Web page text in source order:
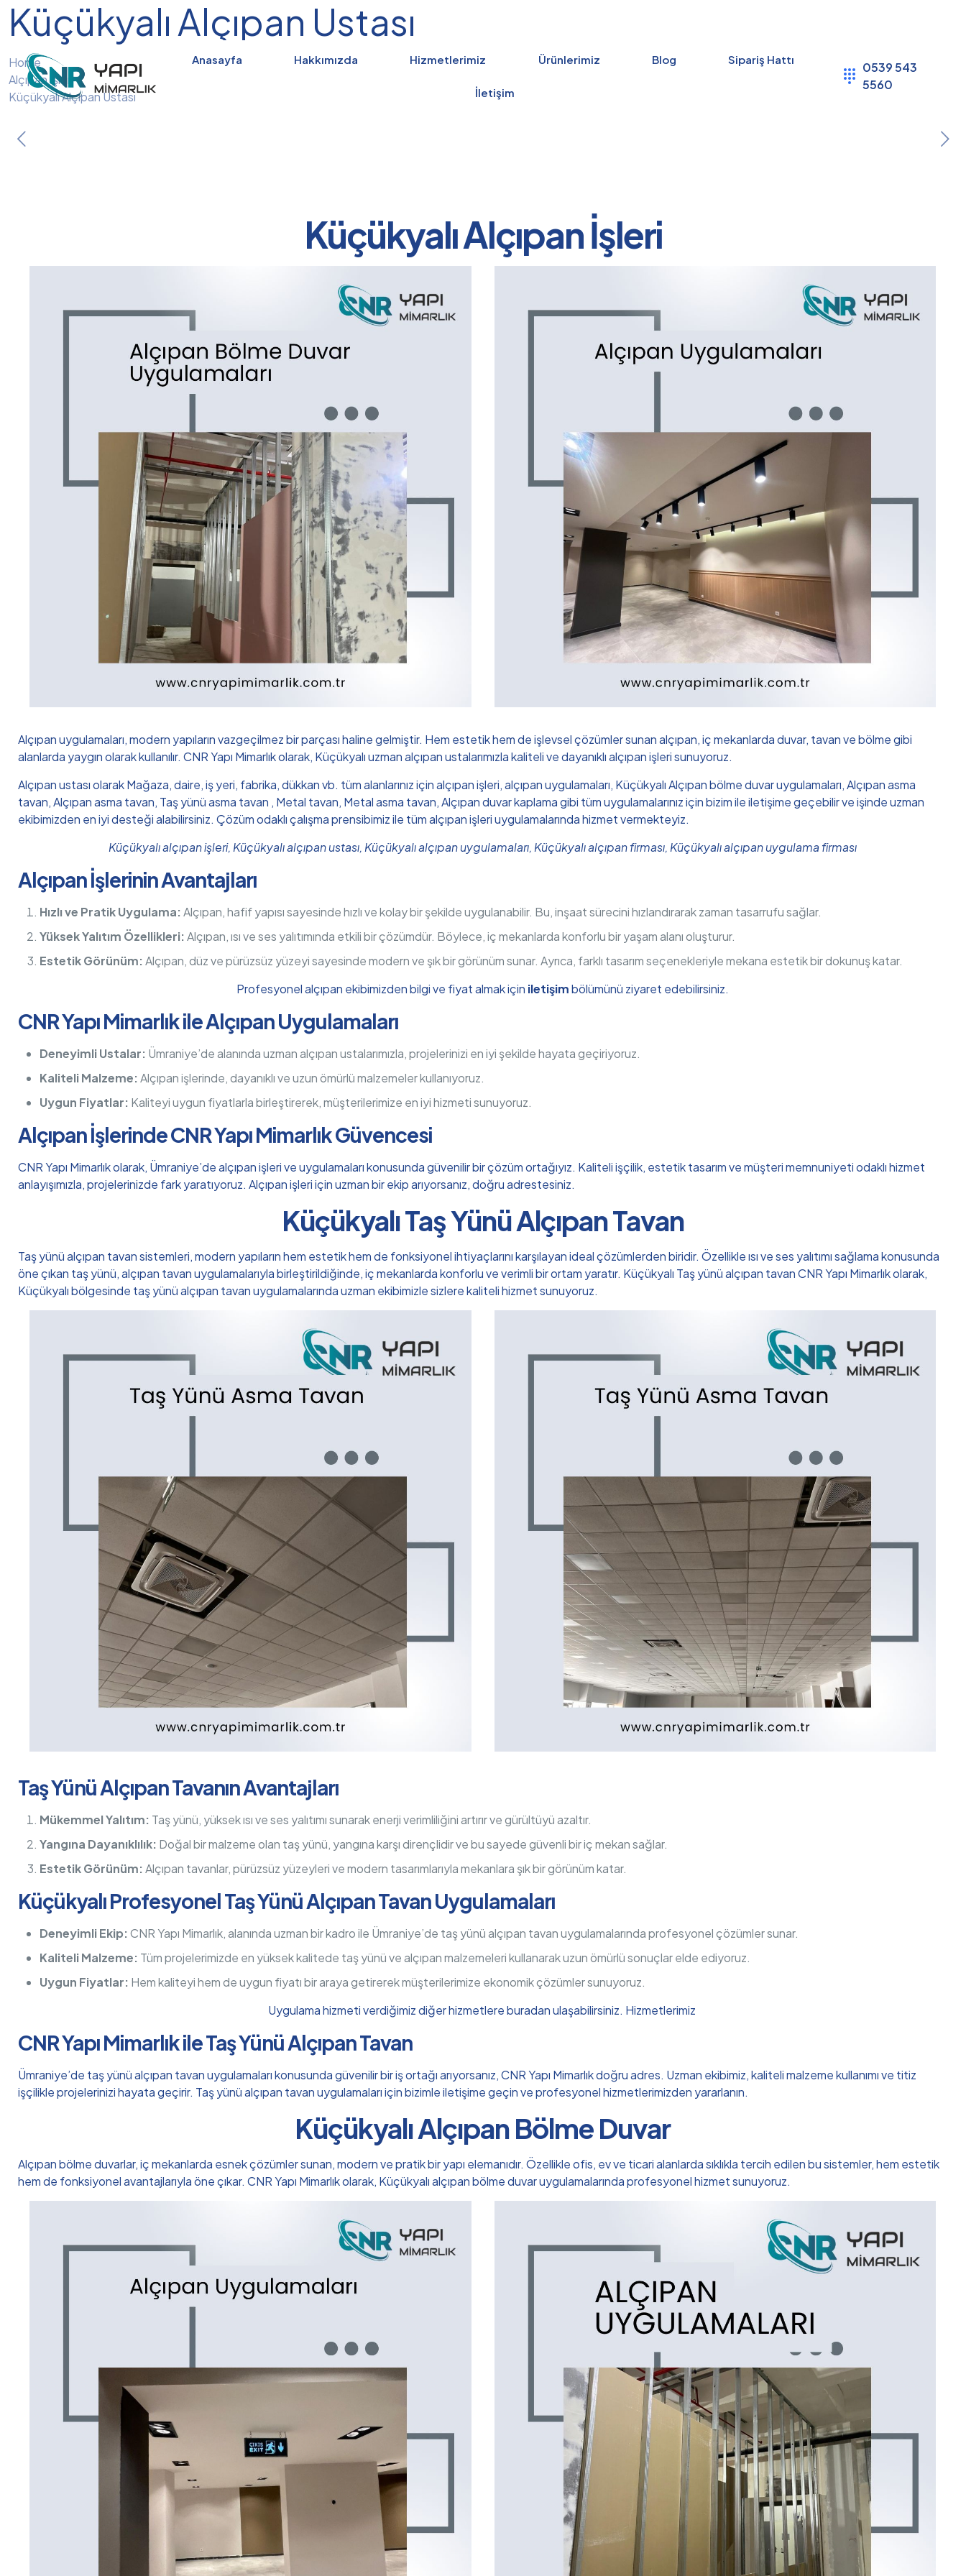
Anasayfa Hakkımızda Hizmetlerimiz Ürünlerimiz Blog Sipariş Hattı
İletişim
0539 543
5560
Küçükyalı Alçıpan Ustası
Home
Alçıpan İşleri
Küçükyalı Alçıpan Ustası
Küçükyalı Alçıpan İşleri
Alçıpan uygulamaları, modern yapıların vazgeçilmez bir parçası haline gelmiştir. Hem estetik hem de işlevsel çözümler sunan alçıpan, iç mekanlarda duvar, tavan ve bölme gibi
alanlarda yaygın olarak kullanılır. CNR Yapı Mimarlık olarak, Küçükyalı uzman alçıpan ustalarımızla kaliteli ve dayanıklı alçıpan işleri sunuyoruz.
Alçıpan ustası olarak Mağaza, daire, iş yeri, fabrika, dükkan vb. tüm alanlarınız için alçıpan işleri, alçıpan uygulamaları, Küçükyalı Alçıpan bölme duvar uygulamaları, Alçıpan asma
tavan, Alçıpan asma tavan, Taş yünü asma tavan , Metal tavan, Metal asma tavan, Alçıpan duvar kaplama gibi tüm uygulamalarınız için bizim ile iletişime geçebilir ve işinde uzman
ekibimizden en iyi desteği alabilirsiniz. Çözüm odaklı çalışma prensibimiz ile tüm alçıpan işleri uygulamalarında hizmet vermekteyiz.
Küçükyalı alçıpan işleri, Küçükyalı alçıpan ustası, Küçükyalı alçıpan uygulamaları, Küçükyalı alçıpan firması, Küçükyalı alçıpan uygulama firması
Alçıpan İşlerinin Avantajları
Hızlı ve Pratik Uygulama:Alçıpan, hafif yapısı sayesinde hızlı ve kolay bir şekilde uygulanabilir. Bu, inşaat sürecini hızlandırarak zaman tasarrufu sağlar.
Yüksek Yalıtım Özellikleri:Alçıpan, ısı ve ses yalıtımında etkili bir çözümdür. Böylece, iç mekanlarda konforlu bir yaşam alanı oluşturur.
Estetik Görünüm:Alçıpan, düz ve pürüzsüz yüzeyi sayesinde modern ve şık bir görünüm sunar. Ayrıca, farklı tasarım seçenekleriyle mekana estetik bir dokunuş katar.
Profesyonel alçıpan ekibimizden bilgi ve fiyat almak için iletişim bölümünü ziyaret edebilirsiniz.
CNR Yapı Mimarlık ile Alçıpan Uygulamaları
Deneyimli Ustalar: Ümraniye’de alanında uzman alçıpan ustalarımızla, projelerinizi en iyi şekilde hayata geçiriyoruz.
Kaliteli Malzeme:Alçıpan işlerinde, dayanıklı ve uzun ömürlü malzemeler kullanıyoruz.
Uygun Fiyatlar: Kaliteyi uygun fiyatlarla birleştirerek, müşterilerimize en iyi hizmeti sunuyoruz.
Alçıpan İşlerinde CNR Yapı Mimarlık Güvencesi
CNR Yapı Mimarlık olarak, Ümraniye’de alçıpan işleri ve uygulamaları konusunda güvenilir bir çözüm ortağıyız. Kaliteli işçilik, estetik tasarım ve müşteri memnuniyeti odaklı hizmet
anlayışımızla, projelerinizde fark yaratıyoruz. Alçıpan işleri için uzman bir ekip arıyorsanız, doğru adrestesiniz.
Küçükyalı Taş Yünü Alçıpan Tavan
Taş yünü alçıpan tavan sistemleri, modern yapıların hem estetik hem de fonksiyonel ihtiyaçlarını karşılayan ideal çözümlerden biridir. Özellikle ısı ve ses yalıtımı sağlama konusunda
öne çıkan taş yünü, alçıpan tavan uygulamalarıyla birleştirildiğinde, iç mekanlarda konforlu ve verimli bir ortam yaratır. Küçükyalı Taş yünü alçıpan tavan CNR Yapı Mimarlık olarak,
Küçükyalı bölgesinde taş yünü alçıpan tavan uygulamalarında uzman ekibimizle sizlere kaliteli hizmet sunuyoruz.
Taş Yünü Alçıpan Tavanın Avantajları
Mükemmel Yalıtım: Taş yünü, yüksek ısı ve ses yalıtımı sunarak enerji verimliliğini artırır ve gürültüyü azaltır.
Yangına Dayanıklılık: Doğal bir malzeme olan taş yünü, yangına karşı dirençlidir ve bu sayede güvenli bir iç mekan sağlar.
Estetik Görünüm:Alçıpan tavanlar, pürüzsüz yüzeyleri ve modern tasarımlarıyla mekanlara şık bir görünüm katar.
Küçükyalı Profesyonel Taş Yünü Alçıpan Tavan Uygulamaları
Deneyimli Ekip:CNR Yapı Mimarlık, alanında uzman bir kadro ile Ümraniye’de taş yünü alçıpan tavan uygulamalarında profesyonel çözümler sunar.
Kaliteli Malzeme: Tüm projelerimizde en yüksek kalitede taş yünü ve alçıpan malzemeleri kullanarak uzun ömürlü sonuçlar elde ediyoruz.
Uygun Fiyatlar: Hem kaliteyi hem de uygun fiyatı bir araya getirerek müşterilerimize ekonomik çözümler sunuyoruz.
Uygulama hizmeti verdiğimiz diğer hizmetlere buradan ulaşabilirsiniz. Hizmetlerimiz
CNR Yapı Mimarlık ile Taş Yünü Alçıpan Tavan
Ümraniye’de taş yünü alçıpan tavan uygulamaları konusunda güvenilir bir iş ortağı arıyorsanız, CNR Yapı Mimarlık doğru adres. Uzman ekibimiz, kaliteli malzeme kullanımı ve titiz
işçilikle projelerinizi hayata geçirir. Taş yünü alçıpan tavan uygulamaları için bizimle iletişime geçin ve profesyonel hizmetlerimizden yararlanın.
Küçükyalı Alçıpan Bölme Duvar
Alçıpan bölme duvarlar, iç mekanlarda esnek çözümler sunan, modern ve pratik bir yapı elemanıdır. Özellikle ofis, ev ve ticari alanlarda sıklıkla tercih edilen bu sistemler, hem estetik
hem de fonksiyonel avantajlarıyla öne çıkar. CNR Yapı Mimarlık olarak, Küçükyalı alçıpan bölme duvar uygulamalarında profesyonel hizmet sunuyoruz.